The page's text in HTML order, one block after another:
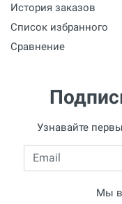
История заказов
Список избранного
Сравнение
Узнавайте
Email
Мы в